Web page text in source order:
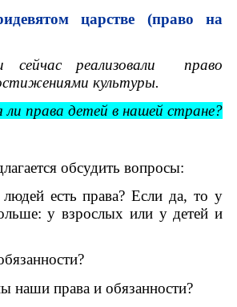
царстве (право на
реализовали право
культуры.
права детей в нашей стране?
обсудить вопросы:
есть права? Если да, то у
у взрослых или у детей и
наши права и обязанности?